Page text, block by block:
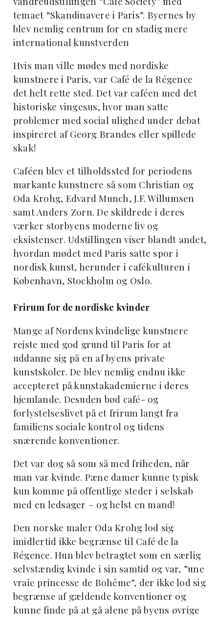
temaet “Skandinavere i Paris”. Byernes by
blev nemlig centrum for en stadig mere
international kunstverden
Hvis man ville mødes med nordiske
kunstnere i Paris, var Café de la Régence
det helt rette sted. Det var caféen med det
historiske vingesus, hvor man satte
problemer med social ulighed under debat
inspireret af Georg Brandes eller spillede
skak!
Caféen blev et tilholdssted for periodens
markante kunstnere så som Christian og
Oda Krohg, Edvard Munch, J.F. Willumsen
samt Anders Zorn. De skildrede i deres
værker storbyens moderne liv og
eksistenser. Udstillingen viser blandt andet,
hvordan mødet med Paris satte spor i
nordisk kunst, herunder i cafékulturen i
København, Stockholm og Oslo.
Frirum for de nordiske kvinder
Mange af Nordens kvindelige kunstnere
rejste med god grund til Paris for at
uddanne sig på en af byens private
kunstskoler. De blev nemlig endnu ikke
accepteret på kunstakademierne i deres
hjemlande. Desuden bød café- og
forlystelseslivet på et frirum langt fra
familiens sociale kontrol og tidens
snærende konventioner.
Det var dog så som så med friheden, når
man var kvinde. Pæne damer kunne typisk
kun komme på offentlige steder i selskab
med en ledsager – og helst en mand!
Den norske maler Oda Krohg lod sig
imidlertid ikke begrænse til Café de la
Régence. Hun blev betragtet som en særlig
selvstændig kvinde i sin samtid og var, ”une
vraie princesse de Bohême”, der ikke lod sig
begrænse af gældende konventioner og
kunne finde på at gå alene på byens øvrige